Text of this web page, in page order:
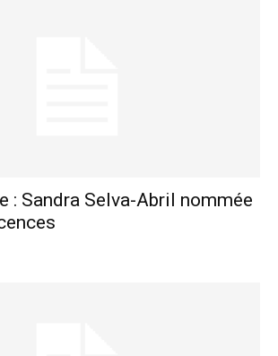
: Sandra Selva-Abril nommée